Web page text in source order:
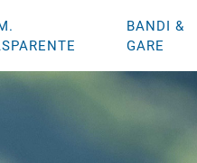
BANDI &
GARE